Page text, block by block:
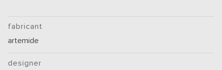
fabricant
artemide
designer